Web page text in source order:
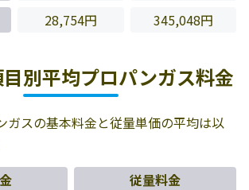
28,754円 345,048円
別平均プロパンガス料金
ガスの基本料金と従量単価の平均は以
従量料金